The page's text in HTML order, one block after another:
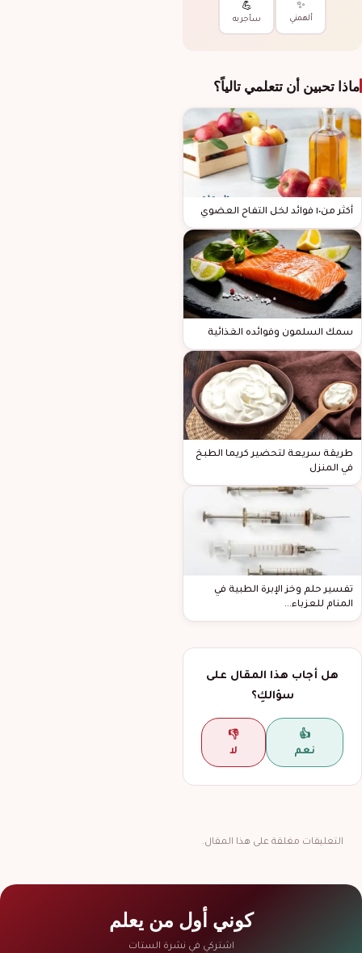
✨
ألهمني
💪
سأجربه
ماذا تحبين أن تتعلمي تالياً؟
أكثر من١٠ فوائد لخل التفاح العضوي
سمك السلمون وفوائده الغذائية
طريقة سريعة لتحضير كريما الطبخ
في المنزل
تفسير حلم وخز الإبرة الطبية في
المنام للعزباء…
هل أجاب هذا المقال على
سؤالكِ؟
👍
نعم
👎
لا
التعليقات مغلقة على هذا المقال.
كوني أول من يعلم
اشتركي في نشرة الستات